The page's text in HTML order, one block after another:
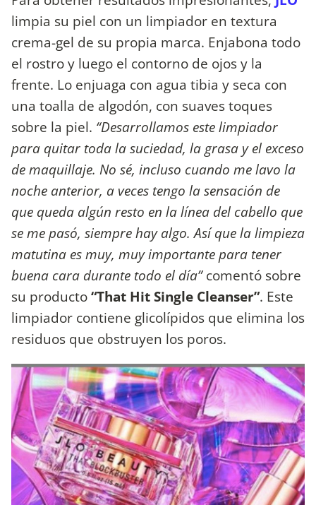
limpia su piel con un limpiador en textura
crema-gel de su propia marca. Enjabona todo
el rostro y luego el contorno de ojos y la
frente. Lo enjuaga con agua tibia y seca con
una toalla de algodón, con suaves toques
sobre la piel. “Desarrollamos este limpiador
para quitar toda la suciedad, la grasa y el exceso
de maquillaje. No sé, incluso cuando me lavo la
noche anterior, a veces tengo la sensación de
que queda algún resto en la línea del cabello que
se me pasó, siempre hay algo. Así que la limpieza
matutina es muy, muy importante para tener
buena cara durante todo el día”comentó sobre
su producto“That Hit Single Cleanser”. Este
limpiador contiene glicolípidos que elimina los
residuos que obstruyen los poros.